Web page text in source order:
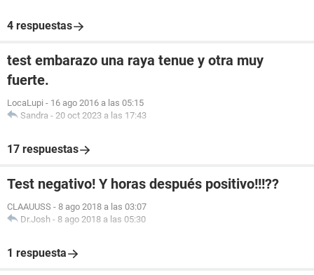
4 respuestas
test embarazo una raya tenue y otra muy
fuerte.
LocaLupi - 16 ago 2016 a las 05:15
Sandra - 20 oct 2023 a las 17:43
17 respuestas
Test negativo! Y horas después positivo!!!??
CLAAUUSS - 8 ago 2018 a las 03:07
Dr.Josh - 8 ago 2018 a las 05:30
1 respuesta